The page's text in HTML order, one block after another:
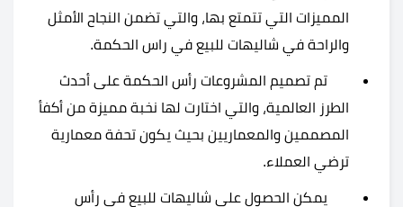
المميزات التي تتمتع بها، والتي تضمن النجاح الأمثل
والراحة في شاليهات للبيع في راس الحكمة.
تم تصميم المشروعات رأس الحكمة على أحدث
الطرز العالمية، والتي اختارت لها نخبة مميزة من أكفأ
المصممين والمعماريين بحيث يكون تحفة معمارية
ترضي العملاء.
يمكن الحصول على شاليهات للبيع في رأس